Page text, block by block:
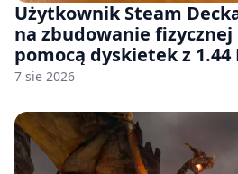
Użytkownik Steam
na zbudowanie
pomocą dyskietek z 1.44
7 sie 2026